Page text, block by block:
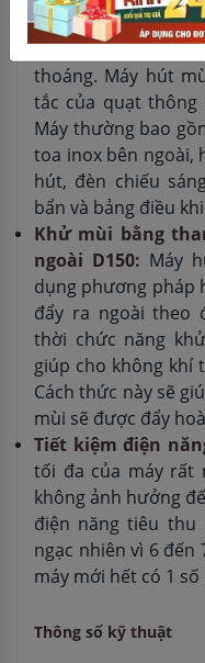
mạnh 1500m3/h
sạch không khí
thoáng. Máy hút
tắc của quạt thông
Máy thường bao
toa inox bên ngoài,
hút, đèn chiếu
bẩn và bảng điều
Khử mùi bằng
ngoài D150: Máy
dụng phương pháp
đẩy ra ngoài theo
thời chức năng
giúp cho không khí
Cách thức này sẽ
mùi sẽ được đẩy
Tiết kiệm điện
tối đa của máy rất
không ảnh hưởng
điện năng tiêu thu
ngạc nhiên vì 6
máy mới hết có 1
Thông số kỹ thuật